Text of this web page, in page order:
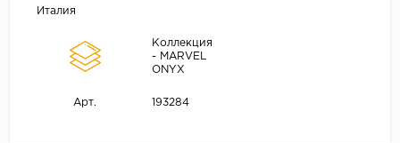
Италия
Коллекция
- MARVEL
ONYX
Арт. 193284